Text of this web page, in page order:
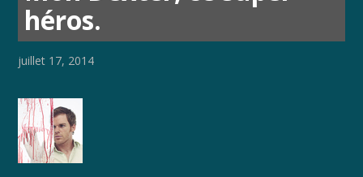
héros.
juillet 17, 2014